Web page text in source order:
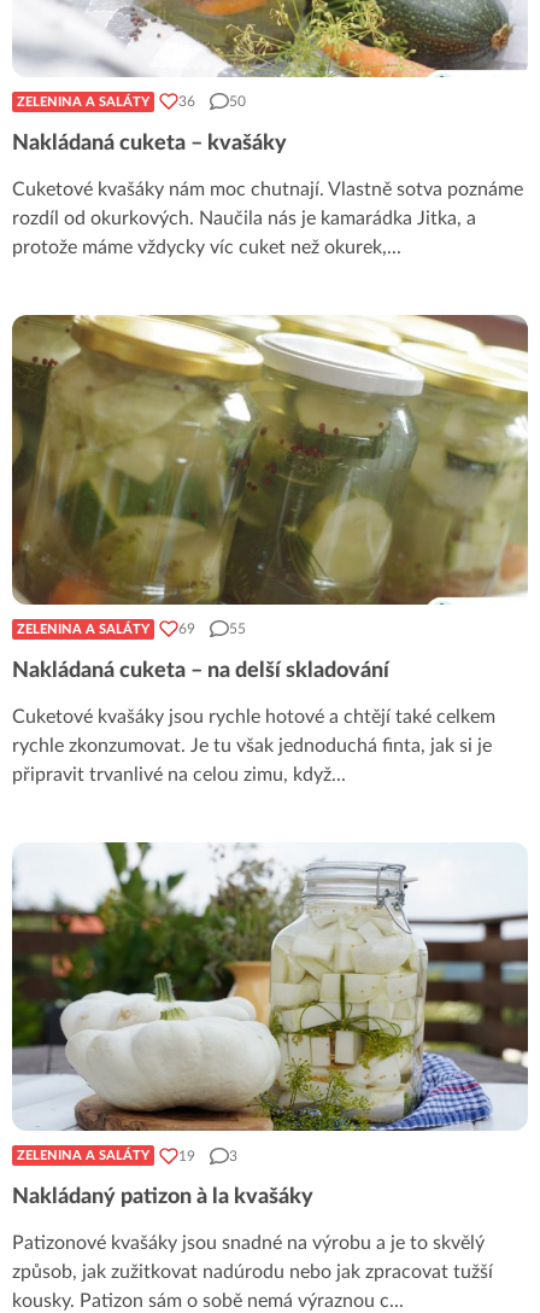
ZELENINA A SALÁTY 36 50
Nakládaná cuketa – kvašáky
Cuketové kvašáky nám moc chutnají. Vlastně sotva poznáme
rozdíl od okurkových. Naučila nás je kamarádka Jitka, a
protože máme vždycky víc cuket než okurek,...
ZELENINA A SALÁTY 69 55
Nakládaná cuketa – na delší skladování
Cuketové kvašáky jsou rychle hotové a chtějí také celkem
rychle zkonzumovat. Je tu však jednoduchá finta, jak si je
připravit trvanlivé na celou zimu, když...
ZELENINA A SALÁTY 19 3
Nakládaný patizon à la kvašáky
Patizonové kvašáky jsou snadné na výrobu a je to skvělý
způsob, jak zužitkovat nadúrodu nebo jak zpracovat tužší
kousky. Patizon sám o sobě nemá výraznou c...